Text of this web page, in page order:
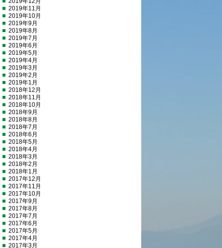
2019年11月
2019年10月
2019年9月
2019年8月
2019年7月
2019年6月
2019年5月
2019年4月
2019年3月
2019年2月
2019年1月
2018年12月
2018年11月
2018年10月
2018年9月
2018年8月
2018年7月
2018年6月
2018年5月
2018年4月
2018年3月
2018年2月
2018年1月
2017年12月
2017年11月
2017年10月
2017年9月
2017年8月
2017年7月
2017年6月
2017年5月
2017年4月
2017年3月